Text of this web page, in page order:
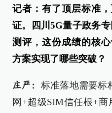
记者：有了顶层标准
证。四川5G量子政务
测评，这份成绩的核
方案实现了哪些突破？
庄严： 标准落地需要标
网+超级SIM信任根+